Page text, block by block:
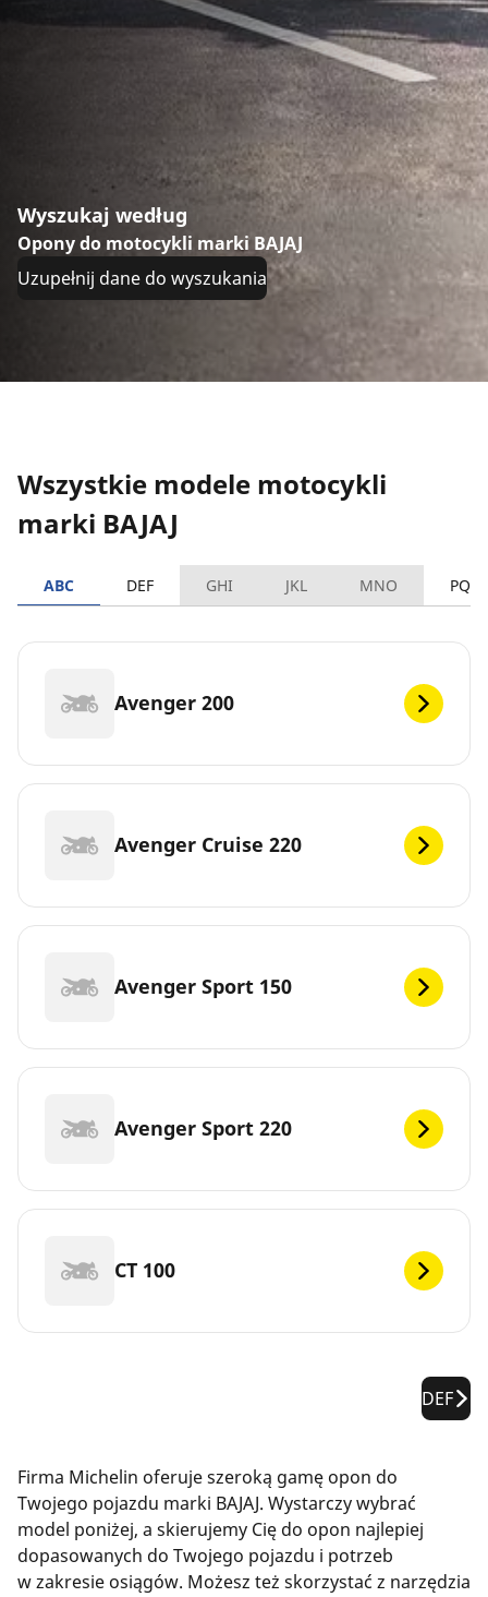
Wyszukaj według
Opony do motocykli marki BAJAJ
Uzupełnij dane do wyszukania
Wszystkie modele motocykli
marki BAJAJ
ABC DEF GHI JKL MNO PQRS
Avenger 200
Avenger Cruise 220
Avenger Sport 150
Avenger Sport 220
CT 100
DEF
Firma Michelin oferuje szeroką gamę opon do
Twojego pojazdu marki BAJAJ. Wystarczy wybrać
model poniżej, a skierujemy Cię do opon najlepiej
dopasowanych do Twojego pojazdu i potrzeb
w zakresie osiągów. Możesz też skorzystać z narzędzia